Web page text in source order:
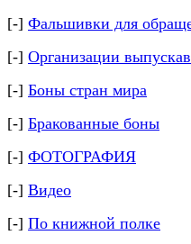
[-] Фальшивки для
[-] Организации
[-] Боны стран мира
[-] Бракованные боны
[-] ФОТОГРАФИЯ
[-] Видео
[-] По книжной полке